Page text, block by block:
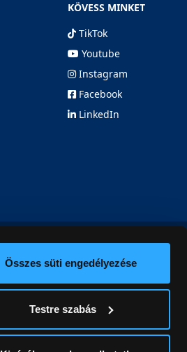
Összes süti engedélyezése
Testre szabás
KÖVESS MINKET
TikTok
Youtube
Instagram
Facebook
LinkedIn